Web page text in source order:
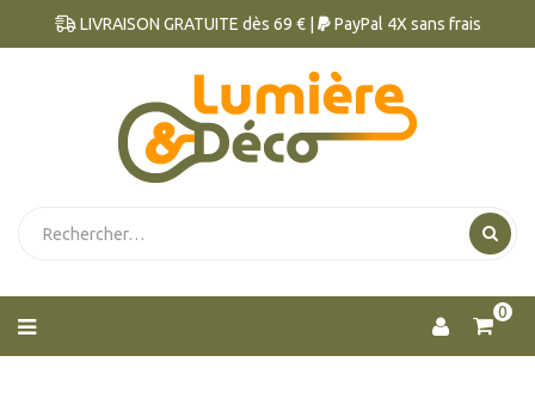
LIVRAISON GRATUITE dès 69 € | PayPal 4X sans frais
0